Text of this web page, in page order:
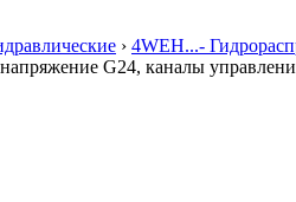
› 4WEH...-
G24, каналы